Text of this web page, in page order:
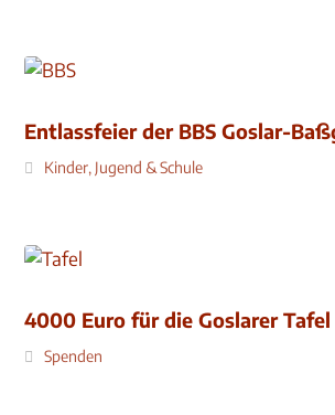
Entlassfeier der BBS Goslar-
Kinder, Jugend & Schule
4000 Euro für die Goslarer Tafel
Spenden